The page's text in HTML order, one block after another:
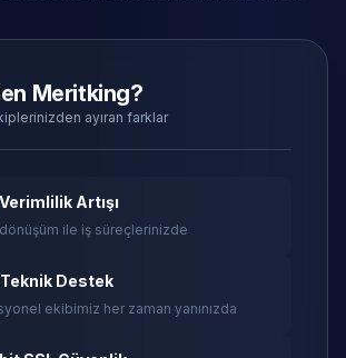
Meritking?
ayıran farklar
Artışı
ile iş süreçlerinizde
Destek
ekibimiz her zaman yanınızda